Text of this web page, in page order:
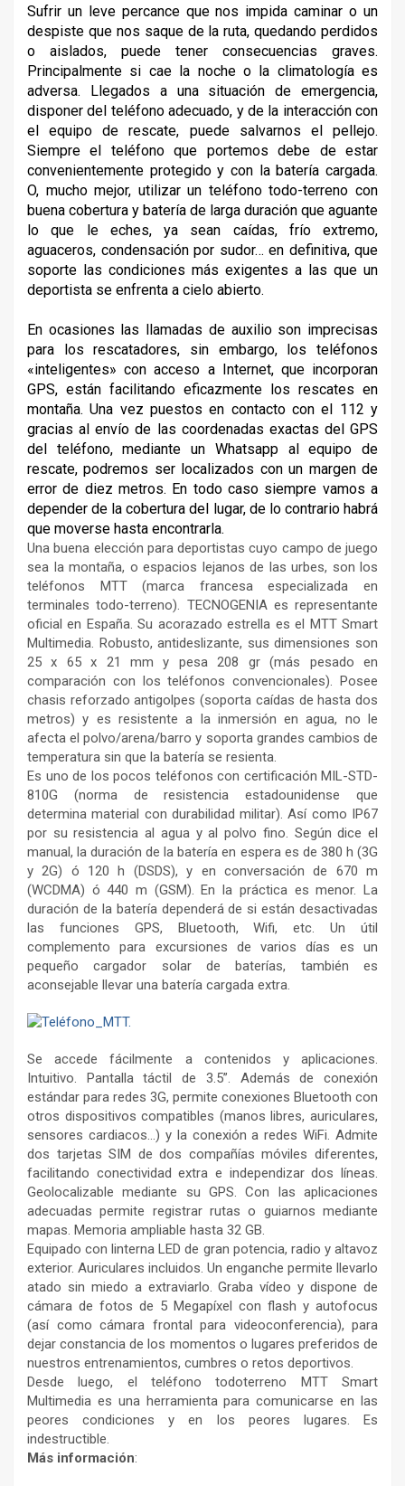
Sufrir un leve percance que nos impida caminar o un
despiste que nos saque de la ruta, quedando perdidos
o aislados, puede tener consecuencias graves.
Principalmente si cae la noche o la climatología es
adversa. Llegados a una situación de emergencia,
disponer del teléfono adecuado, y de la interacción con
el equipo de rescate, puede salvarnos el pellejo.
Siempre el teléfono que portemos debe de estar
convenientemente protegido y con la batería cargada.
O, mucho mejor, utilizar un teléfono todo-terreno con
buena cobertura y batería de larga duración que aguante
lo que le eches, ya sean caídas, frío extremo,
aguaceros, condensación por sudor… en definitiva, que
soporte las condiciones más exigentes a las que un
deportista se enfrenta a cielo abierto.
En ocasiones las llamadas de auxilio son imprecisas
para los rescatadores, sin embargo, los teléfonos
«inteligentes» con acceso a Internet, que incorporan
GPS, están facilitando eficazmente los rescates en
montaña. Una vez puestos en contacto con el 112 y
gracias al envío de las coordenadas exactas del GPS
del teléfono, mediante un Whatsapp al equipo de
rescate, podremos ser localizados con un margen de
error de diez metros. En todo caso siempre vamos a
depender de la cobertura del lugar, de lo contrario habrá
que moverse hasta encontrarla.
Una buena elección para deportistas cuyo campo de juego
sea la montaña, o espacios lejanos de las urbes, son los
teléfonos MTT (marca francesa especializada en
terminales todo-terreno). TECNOGENIA es representante
oficial en España. Su acorazado estrella es el MTT Smart
Multimedia. Robusto, antideslizante, sus dimensiones son
25 x 65 x 21 mm y pesa 208 gr (más pesado en
comparación con los teléfonos convencionales). Posee
chasis reforzado antigolpes (soporta caídas de hasta dos
metros) y es resistente a la inmersión en agua, no le
afecta el polvo/arena/barro y soporta grandes cambios de
temperatura sin que la batería se resienta.
Es uno de los pocos teléfonos con certificación MIL-STD-
810G (norma de resistencia estadounidense que
determina material con durabilidad militar). Así como IP67
por su resistencia al agua y al polvo fino. Según dice el
manual, la duración de la batería en espera es de 380 h (3G
y 2G) ó 120 h (DSDS), y en conversación de 670 m
(WCDMA) ó 440 m (GSM). En la práctica es menor. La
duración de la batería dependerá de si están desactivadas
las funciones GPS, Bluetooth, Wifi, etc. Un útil
complemento para excursiones de varios días es un
pequeño cargador solar de baterías, también es
aconsejable llevar una batería cargada extra.
Se accede fácilmente a contenidos y aplicaciones.
Intuitivo. Pantalla táctil de 3.5”. Además de conexión
estándar para redes 3G, permite conexiones Bluetooth con
otros dispositivos compatibles (manos libres, auriculares,
sensores cardiacos…) y la conexión a redes WiFi. Admite
dos tarjetas SIM de dos compañías móviles diferentes,
facilitando conectividad extra e independizar dos líneas.
Geolocalizable mediante su GPS. Con las aplicaciones
adecuadas permite registrar rutas o guiarnos mediante
mapas. Memoria ampliable hasta 32 GB.
Equipado con linterna LED de gran potencia, radio y altavoz
exterior. Auriculares incluidos. Un enganche permite llevarlo
atado sin miedo a extraviarlo. Graba vídeo y dispone de
cámara de fotos de 5 Megapíxel con flash y autofocus
(así como cámara frontal para videoconferencia), para
dejar constancia de los momentos o lugares preferidos de
nuestros entrenamientos, cumbres o retos deportivos.
Desde luego, el teléfono todoterreno MTT Smart
Multimedia es una herramienta para comunicarse en las
peores condiciones y en los peores lugares. Es
indestructible.
Más información: